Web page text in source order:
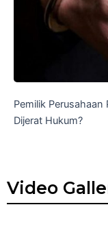
Pemilik Perusahaan
Dijerat Hukum?
Video